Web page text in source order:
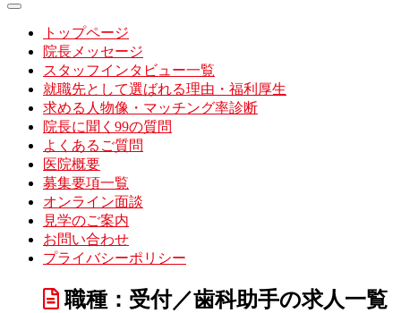
トップページ
院長メッセージ
スタッフインタビュー一覧
就職先として選ばれる理由・福利厚生
求める人物像・マッチング率診断
院長に聞く99の質問
よくあるご質問
医院概要
募集要項一覧
オンライン面談
見学のご案内
お問い合わせ
プライバシーポリシー
職種：受付／歯科助手の求人一覧